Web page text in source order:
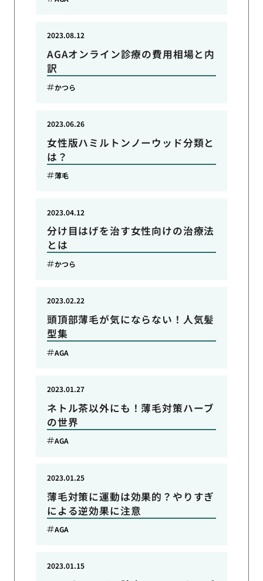
AGAオンライン診療の費用相場と内
訳
2023.08.12
かつら
女性版ハミルトンノーウッド分類と
は？
2023.06.26
薄毛
分け目はげを治す女性向けの治療法
とは
2023.04.12
かつら
頭頂部薄毛が気にならない！人気髪
型集
2023.02.22
AGA
ネトル茶以外にも！薄毛対策ハーブ
の世界
2023.01.27
AGA
薄毛対策に運動は効果的？やりすぎ
による逆効果に注意
2023.01.25
AGA
2023.01.15